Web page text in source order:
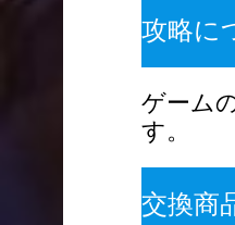
攻略に
ゲーム
す。
交換商